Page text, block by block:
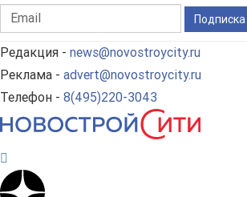
Подписка
Редакция - news@novostroycity.ru
Реклама - advert@novostroycity.ru
Телефон - 8(495)220-3043